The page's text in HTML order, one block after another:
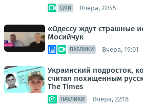
СМИ Вчера, 22:45
«Одессу ждут страшные
Мосийчук
ПАБЛИКИ Вчера, 19:01
Украинский подросток,
считал похищенным
The Times
ПАБЛИКИ Вчера, 22:18